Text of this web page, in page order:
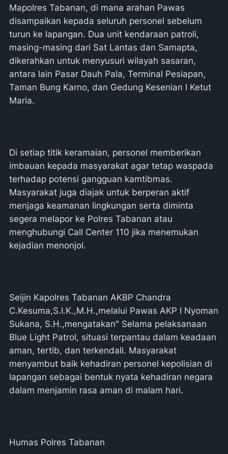
Mapolres Tabanan, di mana arahan Pawas
disampaikan kepada seluruh personel sebelum
turun ke lapangan. Dua unit kendaraan patroli,
masing-masing dari Sat Lantas dan Samapta,
dikerahkan untuk menyusuri wilayah sasaran,
antara lain Pasar Dauh Pala, Terminal Pesiapan,
Taman Bung Karno, dan Gedung Kesenian I Ketut
Maria.
Di setiap titik keramaian, personel memberikan
imbauan kepada masyarakat agar tetap waspada
terhadap potensi gangguan kamtibmas.
Masyarakat juga diajak untuk berperan aktif
menjaga keamanan lingkungan serta diminta
segera melapor ke Polres Tabanan atau
menghubungi Call Center 110 jika menemukan
kejadian menonjol.
Seijin Kapolres Tabanan AKBP Chandra
C.Kesuma,S.I.K.,M.H.,melalui Pawas AKP I Nyoman
Sukana, S.H.,mengatakan" Selama pelaksanaan
Blue Light Patrol, situasi terpantau dalam keadaan
aman, tertib, dan terkendali. Masyarakat
menyambut baik kehadiran personel kepolisian di
lapangan sebagai bentuk nyata kehadiran negara
dalam menjamin rasa aman di malam hari.
Humas Polres Tabanan